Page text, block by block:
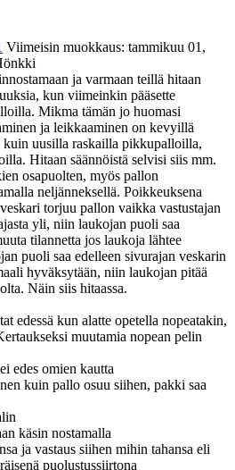
Viimeisin muokkaus: tammikuu 01,
ja varmaan teillä hitaan
kun viimeinkin pääsette
Mikma tämän jo huomasi
ja leikkaaminen on kevyillä
uusilla raskailla pikkupalloilla,
Hitaan säännöistä selvisi siis mm.
osapuolten, myös pallon
neljänneksellä. Poikkeuksena
torjuu pallon vaikka vastustajan
yli, niin laukojan puoli saa
tilannetta jos laukoja lähtee
puoli saa edelleen sivurajan veskarin
hyväksytään, niin laukojan pitää
Näin siis hitaassa.
edessä kun alatte opetella nopeatakin,
muutamia nopean pelin
edes omien kautta
kuin pallo osuu siihen, pakki saa
käsin nostamalla
ja vastaus siihen mihin tahansa eli
puolustussiirtona